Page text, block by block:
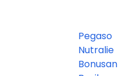
Pegaso
Nutralie
Bonusan